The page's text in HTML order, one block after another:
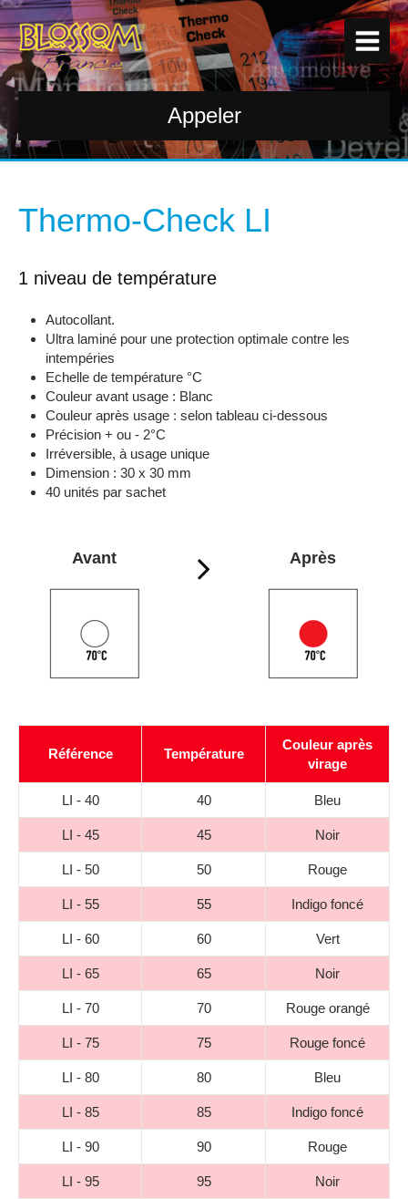
Appeler
Thermo-Check LI
1 niveau de température
Autocollant.
Ultra laminé pour une protection optimale contre les
intempéries
Echelle de température °C
Couleur avant usage : Blanc
Couleur après usage : selon tableau ci-dessous
Précision + ou - 2°C
Irréversible, à usage unique
Dimension : 30 x 30 mm
40 unités par sachet
Avant Après
Référence Température
Couleur après
virage
LI - 40 40 Bleu
LI - 45 45 Noir
LI - 50 50 Rouge
LI - 55 55 Indigo foncé
LI - 60 60 Vert
LI - 65 65 Noir
LI - 70 70 Rouge orangé
LI - 75 75 Rouge foncé
LI - 80 80 Bleu
LI - 85 85 Indigo foncé
LI - 90 90 Rouge
LI - 95 95 Noir